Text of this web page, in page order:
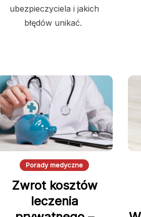
ubezpieczyciela i jakich
błędów unikać.
Porady medyczne
Zwrot kosztów
leczenia